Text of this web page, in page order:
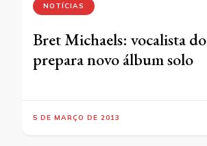
NOTÍCIAS
Bret Michaels: vocalista
prepara novo álbum solo
5 DE MARÇO DE 2013